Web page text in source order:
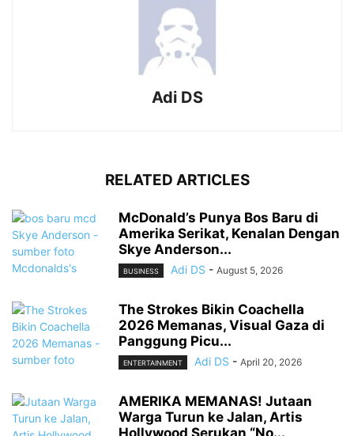
Adi DS
RELATED ARTICLES
McDonald’s Punya Bos Baru di
Amerika Serikat, Kenalan Dengan
Skye Anderson...
BUSINESS Adi DS - August 5, 2026
The Strokes Bikin Coachella
2026 Memanas, Visual Gaza di
Panggung Picu...
ENTERTAINMENT Adi DS - April 20, 2026
AMERIKA MEMANAS! Jutaan
Warga Turun ke Jalan, Artis